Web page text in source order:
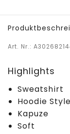
Art. Nr.:
Highlights
Sweatshirt
Hoodie Style
Kapuze
Soft